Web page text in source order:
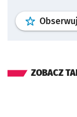
Obserwuj
ZOBACZ